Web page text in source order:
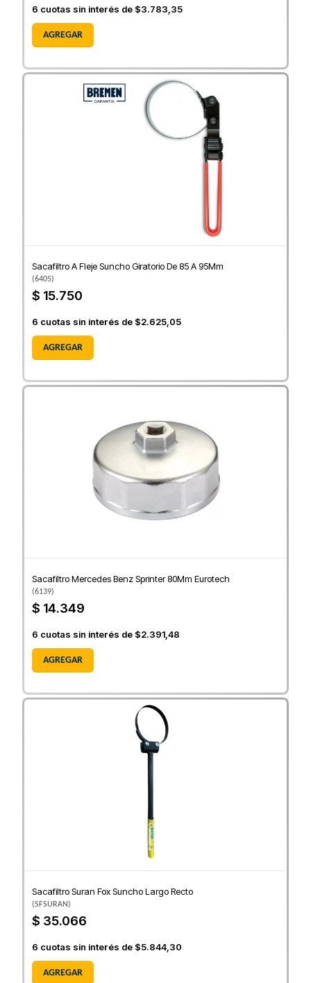
6 cuotas sin interés de $3.783,35
AGREGAR
Sacafiltro A Fleje Suncho Giratorio De 85 A 95Mm
(6405)
$ 15.750
6 cuotas sin interés de $2.625,05
AGREGAR
Sacafiltro Mercedes Benz Sprinter 80Mm Eurotech
(6139)
$ 14.349
6 cuotas sin interés de $2.391,48
AGREGAR
Sacafiltro Suran Fox Suncho Largo Recto
(SFSURAN)
$ 35.066
6 cuotas sin interés de $5.844,30
AGREGAR